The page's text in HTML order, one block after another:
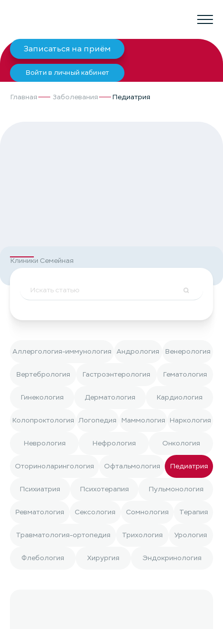
Записаться на приём
Войти в личный кабинет
Главная Заболевания Педиатрия
Клиники Семейная
Аллергология-иммунология Андрология Венерология
Вертебрология Гастроэнтерология Гематология
Гинекология Дерматология Кардиология
Колопроктология Логопедия Маммология Наркология
Неврология Нефрология Онкология
Оториноларингология Офтальмология Педиатрия
Психиатрия Психотерапия Пульмонология
Ревматология Сексология Сомнология Терапия
Травматология-ортопедия Трихология Урология
Флебология Хирургия Эндокринология